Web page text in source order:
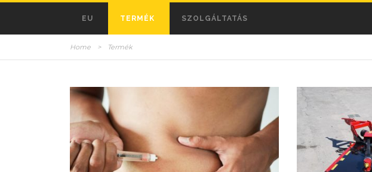
EU TERMÉK SZOLGÁLTATÁS
Home > Termék